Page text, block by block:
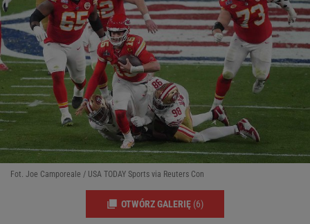
Fot. Joe Camporeale / USA TODAY Sports via Reuters Con
OTWÓRZ GALERIĘ (6)